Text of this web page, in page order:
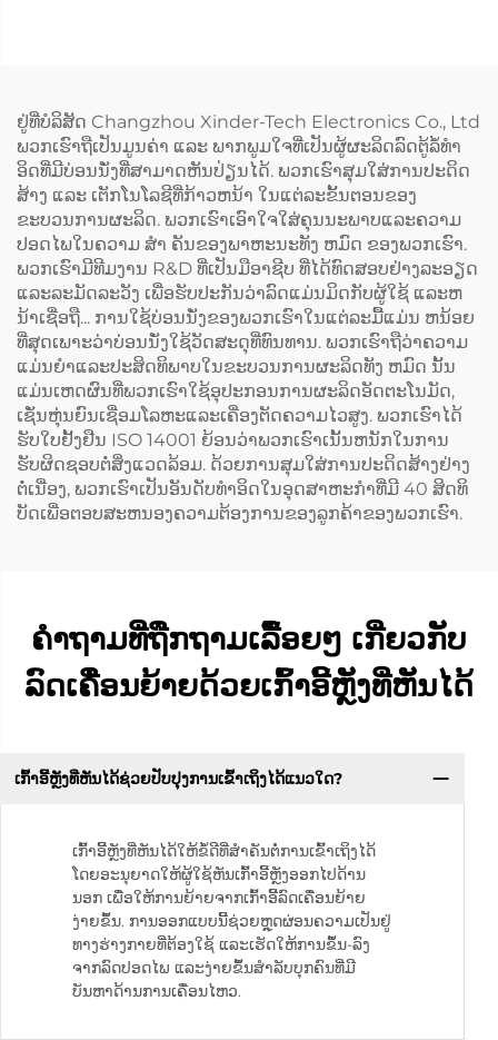
ຢູ່ທີ່ບໍລິສັດ Changzhou Xinder-Tech Electronics Co., Ltd
ພວກເຮົາຖືເປັນມູນຄ່າ ແລະ ພາກພູມໃຈທີ່ເປັນຜູ້ຜະລິດລົດຕູ້ລໍ້ທໍາ
ອິດທີ່ມີບ່ອນນັ່ງທີ່ສາມາດຫັນປ່ຽນໄດ້. ພວກເຮົາສຸມໃສ່ການປະດິດ
ສ້າງ ແລະ ເຕັກໂນໂລຊີທີ່ກ້າວຫນ້າ ໃນແຕ່ລະຂັ້ນຕອນຂອງ
ຂະບວນການຜະລິດ. ພວກເຮົາເອົາໃຈໃສ່ຄຸນນະພາບແລະຄວາມ
ປອດໄພໃນຄວາມ ສໍາ ຄັນຂອງພາຫະນະທັງ ຫມົດ ຂອງພວກເຮົາ.
ພວກເຮົາມີທີມງານ R&D ທີ່ເປັນມືອາຊີບ ທີ່ໄດ້ທົດສອບຢ່າງລະອຽດ
ແລະລະມັດລະວັງ ເພື່ອຮັບປະກັນວ່າລົດແມ່ນມິດກັບຜູ້ໃຊ້ ແລະຫ
ນ້າເຊື່ອຖື... ການໃຊ້ບ່ອນນັ່ງຂອງພວກເຮົາໃນແຕ່ລະມື້ແມ່ນ ຫນ້ອຍ
ທີ່ສຸດເພາະວ່າບ່ອນນັ່ງໃຊ້ວັດສະດຸທີ່ທົນທານ. ພວກເຮົາຖືວ່າຄວາມ
ແມ່ນຍໍາແລະປະສິດທິພາບໃນຂະບວນການຜະລິດທັງ ຫມົດ ນັ້ນ
ແມ່ນເຫດຜົນທີ່ພວກເຮົາໃຊ້ອຸປະກອນການຜະລິດອັດຕະໂນມັດ,
ເຊັ່ນຫຸ່ນຍົນເຊື່ອມໂລຫະແລະເຄື່ອງຕັດຄວາມໄວສູງ. ພວກເຮົາໄດ້
ຮັບໃບຢັ້ງຢືນ ISO 14001 ຍ້ອນວ່າພວກເຮົາເນັ້ນຫນັກໃນການ
ຮັບຜິດຊອບຕໍ່ສິ່ງແວດລ້ອມ. ດ້ວຍການສຸມໃສ່ການປະດິດສ້າງຢ່າງ
ຕໍ່ເນື່ອງ, ພວກເຮົາເປັນອັນດັບທໍາອິດໃນອຸດສາຫະກໍາທີ່ມີ 40 ສິດທິ
ບັດເພື່ອຕອບສະຫນອງຄວາມຕ້ອງການຂອງລູກຄ້າຂອງພວກເຮົາ.
ຄຳຖາມທີ່ຖືກຖາມເລື້ອຍໆ ເກີ່ຍວກັບ
ລົດເຄື່ອນຍ້າຍດ້ວຍເກົ້າອີ້ຫຼັງທີ່ຫັນໄດ້
ເກົ້າອີ້ຫຼັງທີ່ຫັນໄດ້ຊ່ວຍປັບປຸງການເຂົ້າເຖິງໄດ້ແນວໃດ?
ເກົ້າອີ້ຫຼັງທີ່ຫັນໄດ້ໃຫ້ຂໍ້ດີທີ່ສຳຄັນຕໍ່ການເຂົ້າເຖິງໄດ້
ໂດຍອະນຸຍາດໃຫ້ຜູ້ໃຊ້ຫັນເກົ້າອີ້ຫຼັງອອກໄປດ້ານ
ນອກ ເພື່ອໃຫ້ການຍ້າຍຈາກເກົ້າອີ້ລົດເຄື່ອນຍ້າຍ
ງ່າຍຂຶ້ນ. ການອອກແບບນີ້ຊ່ວຍຫຼຸດຜ່ອນຄວາມເປັນຢູ່
ທາງຮ່າງກາຍທີ່ຕ້ອງໃຊ້ ແລະເຮັດໃຫ້ການຂຶ້ນ-ລົງ
ຈາກລົດປອດໄພ ແລະງ່າຍຂຶ້ນສຳລັບບຸກຄົນທີ່ມີ
ບັນຫາດ້ານການເຄື່ອນໄຫວ.